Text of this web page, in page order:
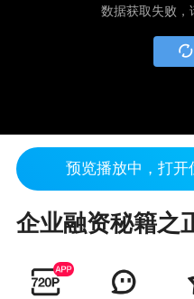
数据获取失败，
预览播放中，打开
企业融资秘籍之